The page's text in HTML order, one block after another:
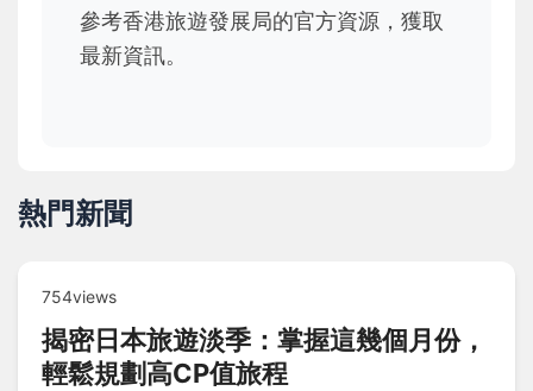
參考香港旅遊發展局的官方資源，獲取
最新資訊。
熱門新聞
754views
揭密日本旅遊淡季：掌握這幾個月份，
輕鬆規劃高CP值旅程